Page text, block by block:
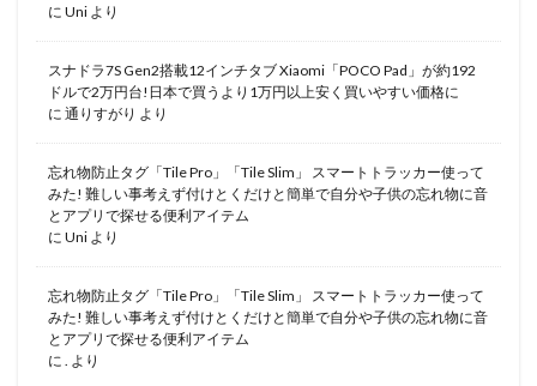
に Uni より
スナドラ7S Gen2搭載12インチタブ Xiaomi「POCO Pad」が約192
ドルで2万円台!日本で買うより1万円以上安く買いやすい価格に
に 通りすがり より
忘れ物防止タグ「Tile Pro」「Tile Slim」 スマートトラッカー使って
みた! 難しい事考えず付けとくだけと簡単で自分や子供の忘れ物に音
とアプリで探せる便利アイテム
に Uni より
忘れ物防止タグ「Tile Pro」「Tile Slim」 スマートトラッカー使って
みた! 難しい事考えず付けとくだけと簡単で自分や子供の忘れ物に音
とアプリで探せる便利アイテム
に
より